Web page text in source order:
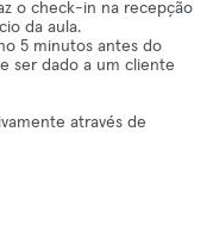
o check-in na recepção
da aula.
5 minutos antes do
ser dado a um cliente
através de